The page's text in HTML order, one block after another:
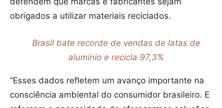
obrigados a utilizar materiais reciclados.
Brasil bate recorde de vendas de latas de
alumínio e recicla 97,3%
“Esses dados refletem um avanço importante na
consciência ambiental do consumidor brasileiro. E